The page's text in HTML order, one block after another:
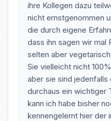
ihre Kollegen dazu
nicht ernstgenommen
die durch eigene
dass ihn sagen wir mal
selten aber
Sie vielleicht nicht
aber sie sind
durchaus ein wichtiger
kann ich habe bisher
kennengelernt hier der